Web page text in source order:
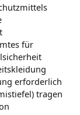
für
erforderlich
tragen